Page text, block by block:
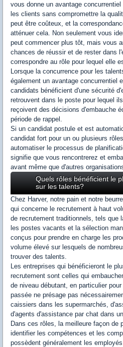
vous donne un avantage
les clients sans compromettre la
peut être coûteux, et la
atténuer cela. Non seulement vous
peut commencer plus tôt, mais vous
chances de réussir et de rester dans
correspondre au rôle pour lequel elle
Lorsque la concurrence pour les
également un avantage concurrentiel
candidats bénéficient d'une sécurité
retrouvent dans le poste pour lequel
reçoivent des décisions d'embauche
période de rappel.
Si un candidat postule et est
candidat fort pour un ou plusieurs
automatiser le processus de
signifie que vous rencontrerez et
avant même que d'autres
Quels rôles bénéficient le
sur les talents?
Chez Harver, notre pain et notre
qui concerne le recrutement à haut
de recrutement traditionnels, tels que
les postes vacants et la sélection
conçus pour prendre en charge les
volume élevé sur lesquels de
trouver des talents.
Les entreprises qui bénéficieront le
recrutement sont celles qui
de niveau débutant, en particulier
passée ne présage pas
caissiers dans les supermarchés,
d'agents d'assistance par chat dans
Dans ces rôles, la meilleure façon de
identifier les compétences et les
possèdent généralement les